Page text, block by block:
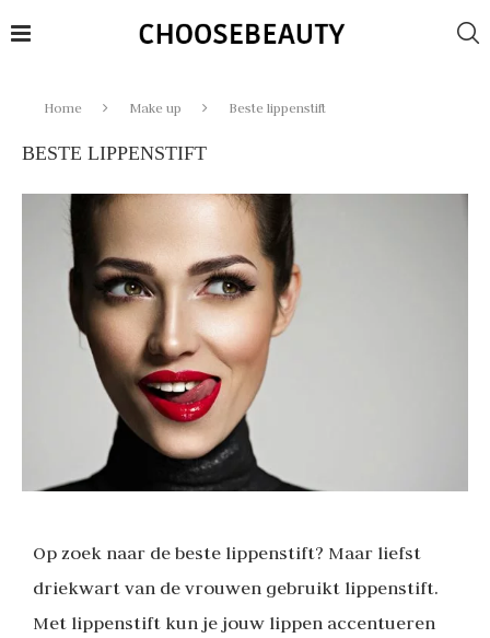
Home Make up Beste lippenstift
BESTE LIPPENSTIFT
Op zoek naar de beste lippenstift? Maar liefst
driekwart van de vrouwen gebruikt lippenstift.
Met lippenstift kun je jouw lippen accentueren